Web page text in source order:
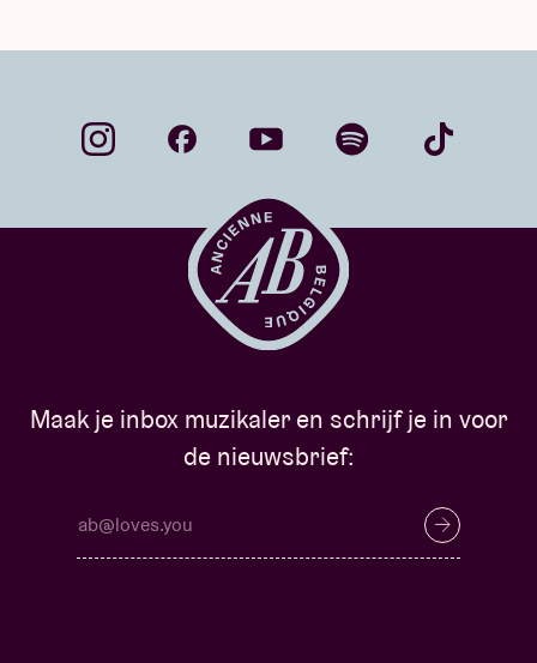
Maak je inbox muzikaler en schrijf je in voor
de nieuwsbrief: